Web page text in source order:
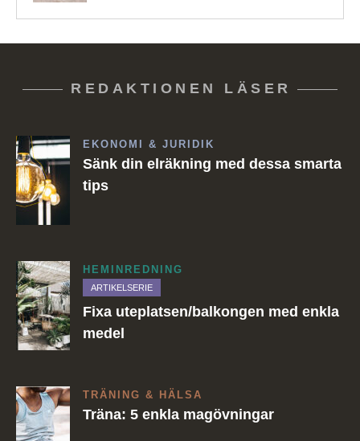
REDAKTIONEN LÄSER
EKONOMI & JURIDIK
Sänk din elräkning med dessa smarta
tips
HEMINREDNING
ARTIKELSERIE
Fixa uteplatsen/balkongen med enkla
medel
TRÄNING & HÄLSA
Träna: 5 enkla magövningar